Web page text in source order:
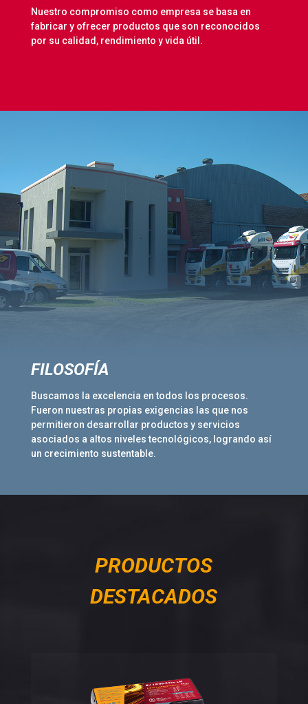
Nuestro compromiso como empresa se basa en
fabricar y ofrecer productos que son reconocidos
por su calidad, rendimiento y vida útil.
FILOSOFÍA
Buscamos la excelencia en todos los procesos.
Fueron nuestras propias exigencias las que nos
permitieron desarrollar productos y servicios
asociados a altos niveles tecnológicos, logrando así
un crecimiento sustentable.
PRODUCTOS
DESTACADOS